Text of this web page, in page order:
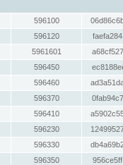
596100
596120
5961601
596450
596460
596370
596410
596230
596330
596350